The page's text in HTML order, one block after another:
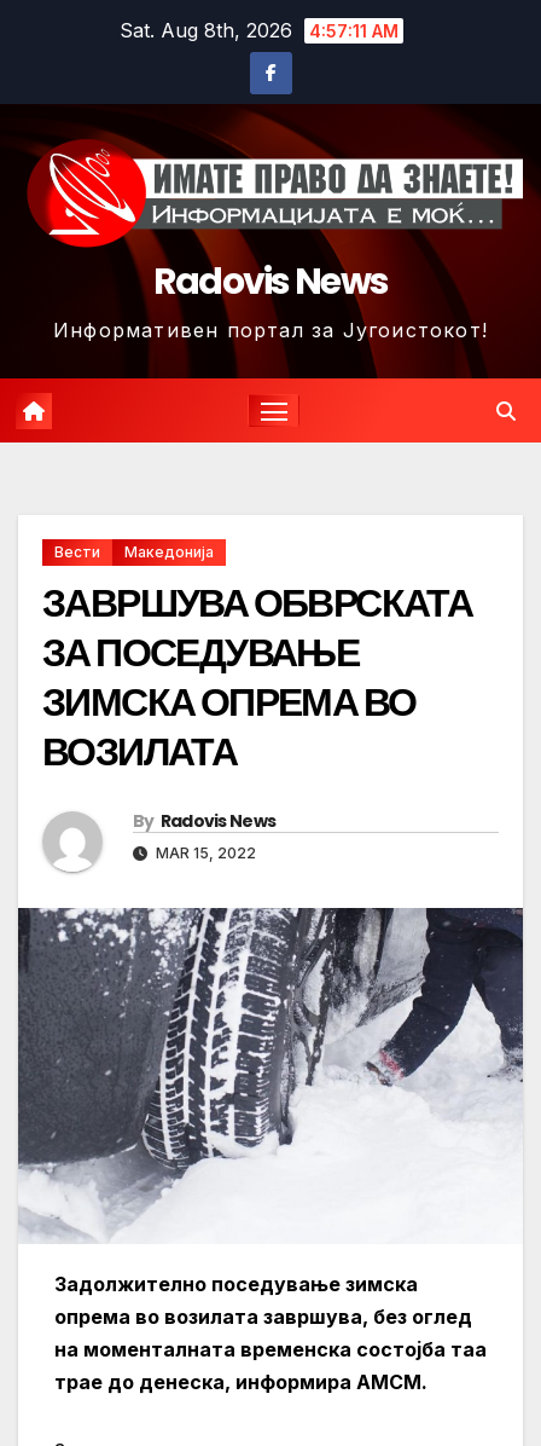
Sat. Aug 8th, 2026 4:57:13 AM
Radovis News
Информативен портал за Југоистокот!
Вести Македонија
ЗАВРШУВА ОБВРСКАТА
ЗА ПОСЕДУВАЊЕ
ЗИМСКА ОПРЕМА ВО
ВОЗИЛАТА
By Radovis News
MAR 15, 2022
Задолжително поседување зимска
опрема во возилата завршува, без оглед
на моменталната временска состојба таа
трае до денеска, информира АМСМ.